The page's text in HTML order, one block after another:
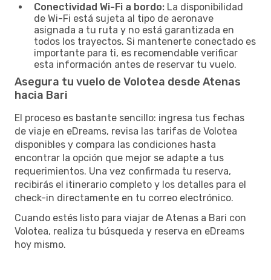
Conectividad Wi-Fi a bordo: La disponibilidad
de Wi-Fi está sujeta al tipo de aeronave
asignada a tu ruta y no está garantizada en
todos los trayectos. Si mantenerte conectado es
importante para ti, es recomendable verificar
esta información antes de reservar tu vuelo.
Asegura tu vuelo de Volotea desde Atenas
hacia Bari
El proceso es bastante sencillo: ingresa tus fechas
de viaje en eDreams, revisa las tarifas de Volotea
disponibles y compara las condiciones hasta
encontrar la opción que mejor se adapte a tus
requerimientos. Una vez confirmada tu reserva,
recibirás el itinerario completo y los detalles para el
check-in directamente en tu correo electrónico.
Cuando estés listo para viajar de Atenas a Bari con
Volotea, realiza tu búsqueda y reserva en eDreams
hoy mismo.